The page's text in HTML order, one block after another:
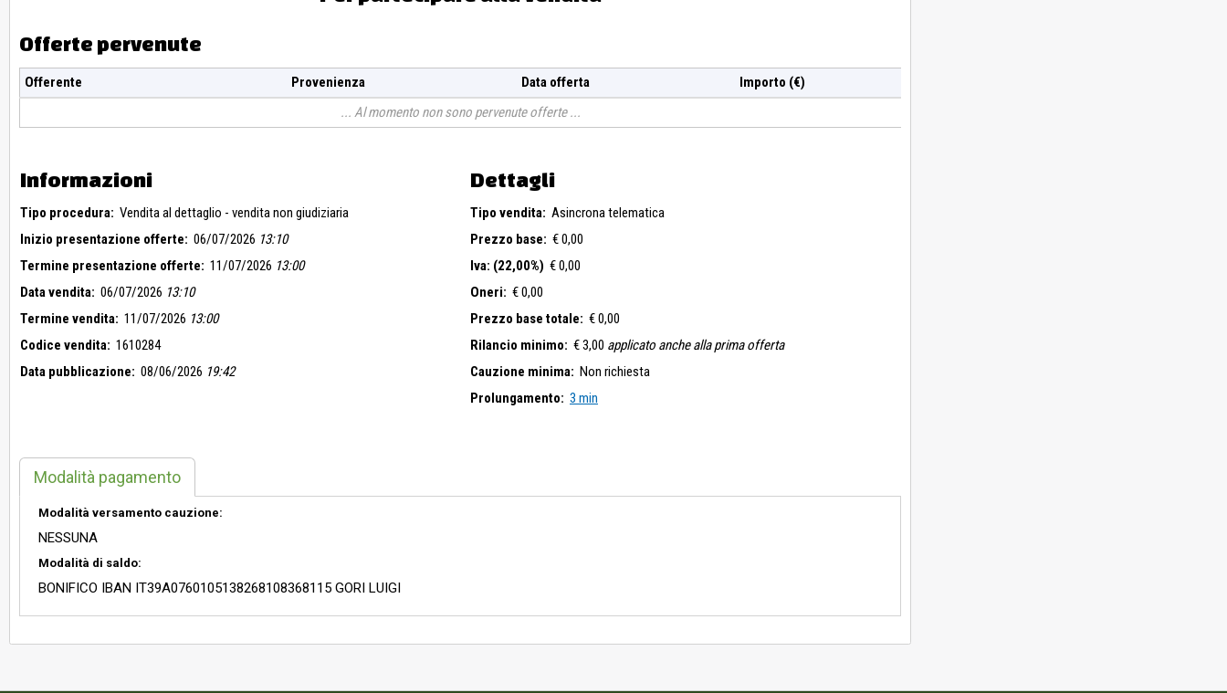
Offerte pervenute
Offerente Provenienza Data offerta
Importo (€)
Al momento non sono pervenute offerte
Informazioni
Tipo procedura: Vendita al dettaglio - vendita non giudiziaria
Inizio presentazione offerte: 06/07/2026 13:10
Termine presentazione offerte: 11/07/2026 13:00
Data vendita: 06/07/2026 13:10
Termine vendita: 11/07/2026 13:00
Codice vendita: 1610284
Data pubblicazione: 08/06/2026 19:42
Dettagli
Tipo vendita: Asincrona telematica
Prezzo base: € 0,00
Iva: (22,00%) € 0,00
Oneri: € 0,00
Prezzo base totale: € 0,00
Rilancio minimo: € 3,00 applicato anche alla prima offerta
Cauzione minima: Non richiesta
Prolungamento: 3 min
Modalità pagamento
Modalità versamento cauzione:
NESSUNA
Modalità di saldo:
BONIFICO IBAN IT39A0760105138268108368115 GORI LUIGI